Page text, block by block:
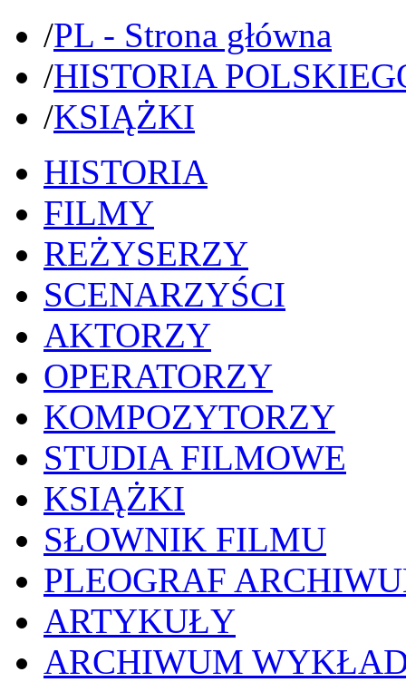
/PL - Strona główna
/HISTORIA
/KSIĄŻKI
HISTORIA
FILMY
REŻYSERZY
SCENARZYŚCI
AKTORZY
OPERATORZY
KOMPOZYTORZY
STUDIA FILMOWE
KSIĄŻKI
SŁOWNIK FILMU
PLEOGRAF
ARTYKUŁY
ARCHIWUM